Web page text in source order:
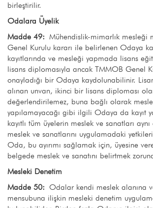
birleştirilir.
Odalara Üyelik
Madde 49: Mühendislik-mimarlık mesleği
Genel Kurulu kararı ile belirlenen Odaya
kayıtlarında ve mesleği yapmada lisans
lisans diplomasıyla ancak TMMOB Genel
onayladığı bir Odaya kaydolunabilinir.
alınan unvan, ikinci bir lisans diploması
değerlendirilemez, buna bağlı olarak
yapılamayacağı gibi ilgili Odaya da kayıt
kayıtlı tüm üyelerin meslek ve sanatları
meslek ve sanatlarını uygulamadaki
Oda, bu ayırımı sağlamak için, üyesine
belgede meslek ve sanatını belirtmek
Mesleki Denetim
Madde 50: Odalar kendi meslek alanına
mensubuna ilişkin mesleki denetim